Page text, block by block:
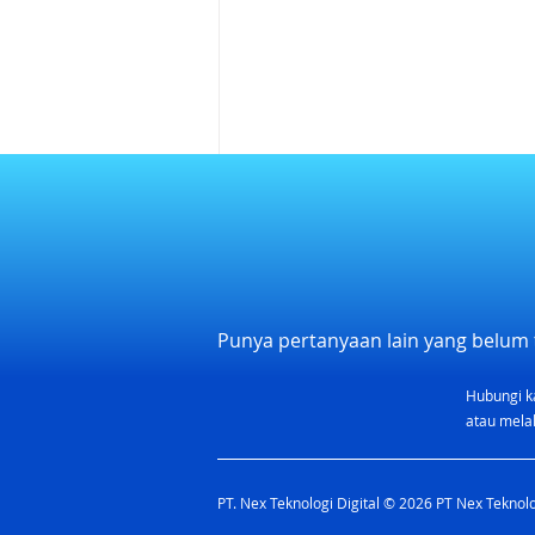
Kalendar Libur Nasional dan
Rekomendasi Cuti 2026
Punya pertanyaan lain yang belum
Hubungi
atau
PT. Nex Teknologi Digital © 2026 PT Nex